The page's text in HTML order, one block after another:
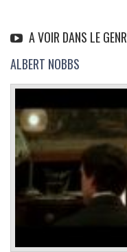
A VOIR DANS LE
ALBERT NOBBS